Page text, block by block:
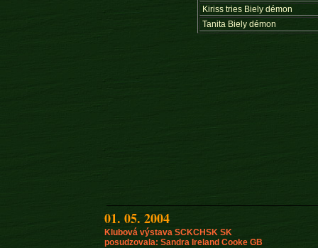
Kiriss tries Biely démon
Tanita Biely démon
01. 05. 2004
Klubová výstava SCKCHSK SK
posudzovala: Sandra Ireland Cooke GB